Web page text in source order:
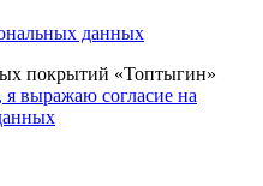
данных
покрытий «Топтыгин»
выражаю согласие на